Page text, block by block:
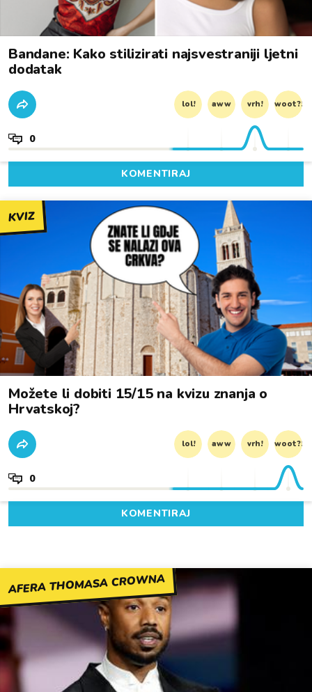
Bandane: Kako stilizirati najsvestraniji ljetni
dodatak
lol! aww vrh! woot?!
0
KOMENTIRAJ
KVIZ
Možete li dobiti 15/15 na kvizu znanja o
Hrvatskoj?
lol! aww vrh! woot?!
0
KOMENTIRAJ
AFERA THOMASA CROWNA